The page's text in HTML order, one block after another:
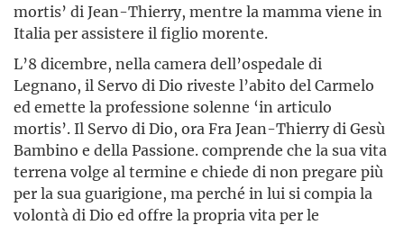
mortis’ di Jean-Thierry, mentre la mamma viene in
Italia per assistere il figlio morente.
L’8 dicembre, nella camera dell’ospedale di
Legnano, il Servo di Dio riveste l’abito del Carmelo
ed emette la professione solenne ‘in articulo
mortis’. Il Servo di Dio, ora Fra Jean-Thierry di Gesù
Bambino e della Passione. comprende che la sua vita
terrena volge al termine e chiede di non pregare più
per la sua guarigione, ma perché in lui si compia la
volontà di Dio ed offre la propria vita per le